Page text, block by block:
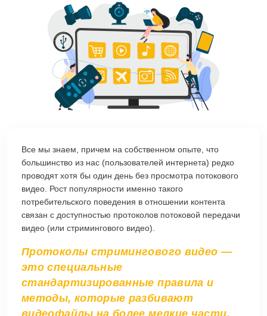
Все мы знаем, причем на собственном опыте, что
большинство из нас (пользователей интернета) редко
проводят хотя бы один день без просмотра потокового
видео. Рост популярности именно такого
потребительского поведения в отношении контента
связан с доступностью протоколов потоковой передачи
видео (или стримингового видео).
Протоколы стримингового видео —
это специальные
стандартизированные правила и
методы, которые разбивают